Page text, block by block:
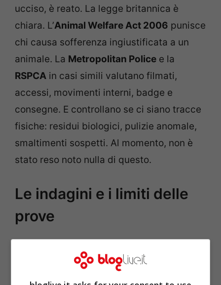
ucciso, è reato. La legge britannica è
chiara. L’Animal Welfare Act 2006 punisce
chi causa sofferenza ingiustificata a un
animale. La Metropolitan Police e la
RSPCA in casi simili valutano filmati,
accessi, movimenti interni, badge e
consegne. E controllano se ci siano tracce
fisiche: residui biologici, pulizie anomale,
smaltimenti sospetti. Al momento, non è
stato reso noto nulla di questo.
Le indagini e i limiti delle
prove
Hackney. Ivideoesistono e